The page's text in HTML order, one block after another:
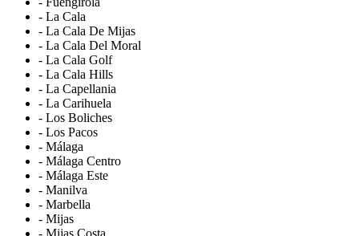
- La Cala
- La Cala De Mijas
- La Cala Del Moral
- La Cala Golf
- La Cala Hills
- La Capellania
- La Carihuela
- Los Boliches
- Los Pacos
- Málaga
- Málaga Centro
- Málaga Este
- Manilva
- Marbella
- Mijas